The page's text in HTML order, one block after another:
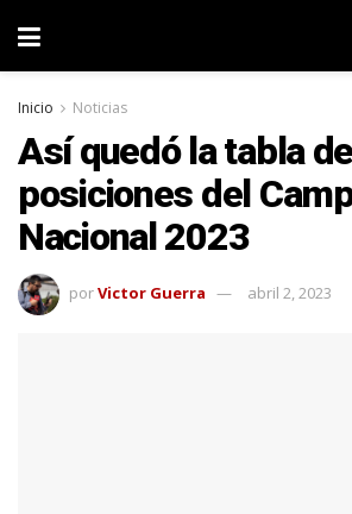
Inicio Noticias
Así quedó la tabla de
posiciones del
Nacional 2023
porVictor Guerra abril 2, 2023